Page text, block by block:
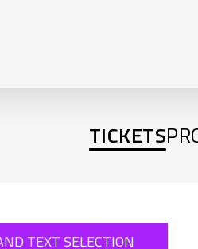
TICKETS
TEXT SELECTION